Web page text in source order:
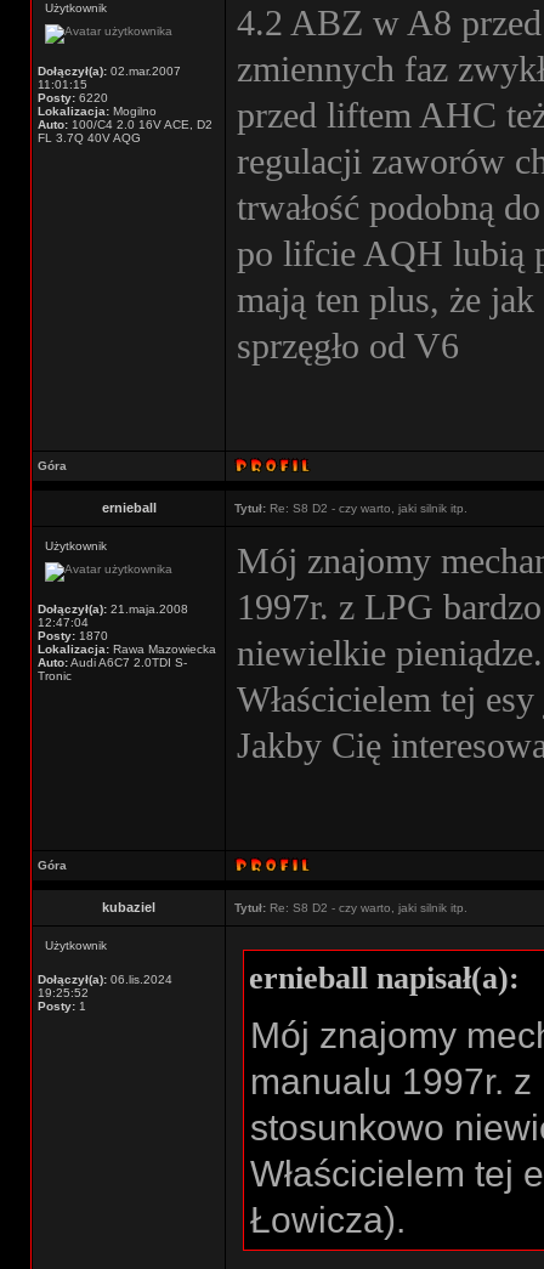
Użytkownik
Dołączył(a): 02.mar.2007
11:01:15
Posty: 6220
Lokalizacja: Mogilno
Auto: 100/C4 2.0 16V ACE, D2
FL 3.7Q 40V AQG
4.2 ABZ w A8
zmiennych faz
przed liftem AHC
regulacji zaworów
trwałość podobną
po lifcie AQH lubią
mają ten plus, że
sprzęgło od V6
Góra
ernieball Tytuł: Re: S8 D2 - czy warto, jaki silnik itp.
Użytkownik
Dołączył(a): 21.maja.2008
12:47:04
Posty: 1870
Lokalizacja: Rawa Mazowiecka
Auto:Audi A6C7 2.0TDI S-
Tronic
Mój znajomy
1997r. z LPG
niewielkie pieniądze.
Właścicielem tej
Jakby Cię
Góra
kubaziel Tytuł: Re: S8 D2 - czy warto, jaki silnik itp.
Użytkownik
Dołączył(a): 06.lis.2024
19:25:52
Posty: 1
ernieball napisał(a):
Mój znajomy
manualu 1997r.
stosunkowo
Właścicielem tej
Łowicza).